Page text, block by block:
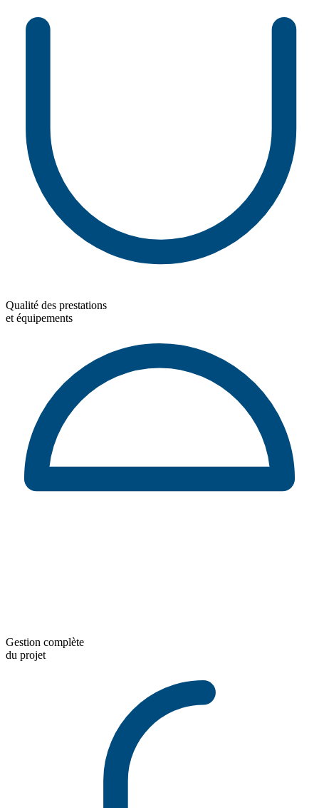
Qualité des prestations
et équipements
Gestion complète
du projet